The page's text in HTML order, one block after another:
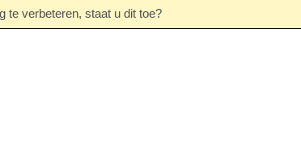
te verbeteren, staat u dit toe?